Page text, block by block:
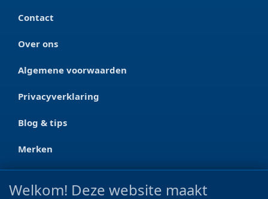
Contact
Over ons
Algemene voorwaarden
Privacyverklaring
Blog & tips
Merken
CONTACT
Welkom! Deze website maakt